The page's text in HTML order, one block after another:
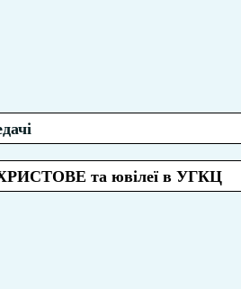
та ювілеї в УГКЦ